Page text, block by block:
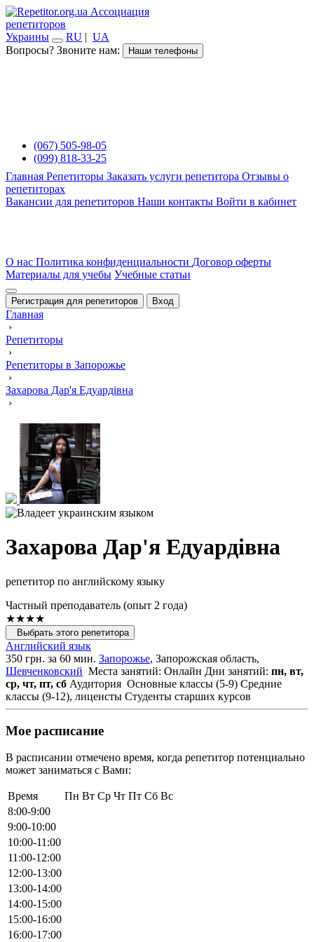
Ассоциация
репетиторов
Украины
RU | UA
Вопросы? Звоните нам:
Наши телефоны
(067) 505-98-05
(099) 818-33-25
Главная Репетиторы Заказать услуги репетитора Отзывы о
репетиторах
Вакансии для репетиторов Наши контакты Войти в кабинет
О нас Политика конфиденциальности Договор оферты
Материалы для учебы Учебные статьи
Регистрация для репетиторов Вход
Главная
›
Репетиторы
›
Репетиторы в Запорожье
›
Захарова Дар'я Едуардівна
›
Захарова Дар'я Едуардівна
репетитор по английскому языку
Частный преподаватель (опыт 2 года)
★★★★
Выбрать этого репетитора
Английский язык
350 грн. за 60 мин. Запорожье, Запорожская область,
Шевченковский Места занятий: Онлайн Дни занятий: пн, вт,
ср, чт, пт, сб Аудитория Основные классы (5-9) Средние
классы (9-12), лицеисты Студенты старших курсов
Мое расписание
В расписании отмечено время, когда репетитор потенциально
может заниматься с Вами:
Время Пн Вт Ср Чт Пт Сб Вс
8:00-9:00
9:00-10:00
10:00-11:00
11:00-12:00
12:00-13:00
13:00-14:00
14:00-15:00
15:00-16:00
16:00-17:00